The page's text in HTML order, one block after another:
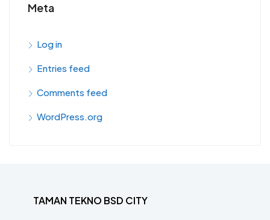
Meta
Log in
Entries feed
Comments feed
WordPress.org
TAMAN TEKNO BSD CITY